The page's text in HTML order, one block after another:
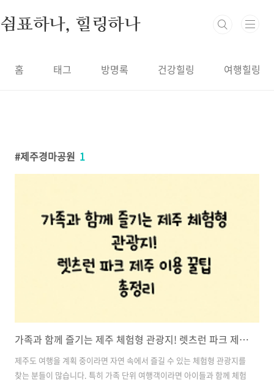
쉼표하나, 힐링하나
홈 태그 방명록 건강힐링 여행힐링
제주경마공원 1
가족과 함께 즐기는 제주 체험형 관광지! 렛츠런 파크 제주 이용 꿀팁 총정리
제주도 여행을 계획 중이라면 자연 속에서 즐길 수 있는 체험형 관광지를
찾는 분들이 많습니다. 특히 가족 단위 여행객이라면 아이들과 함께 체험